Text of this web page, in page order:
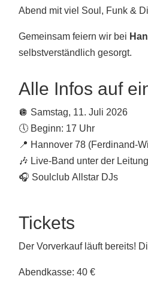
Abend mit viel Soul, Funk &
Gemeinsam feiern wir bei
selbstverständlich gesorgt.
Alle Infos auf
🪩 Samstag, 11. Juli 2026
🕔 Beginn: 17 Uhr
📍 Hannover 78 (Ferdinand-
🎶 Live-Band unter der
🎧 Soulclub Allstar DJs
Tickets
Der Vorverkauf läuft bereits!
Abendkasse: 40 €